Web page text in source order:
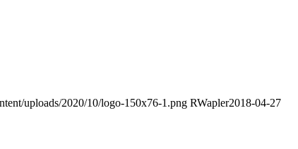
uploads/2020/10/logo-150x76-1.png RWapler2018-04-27